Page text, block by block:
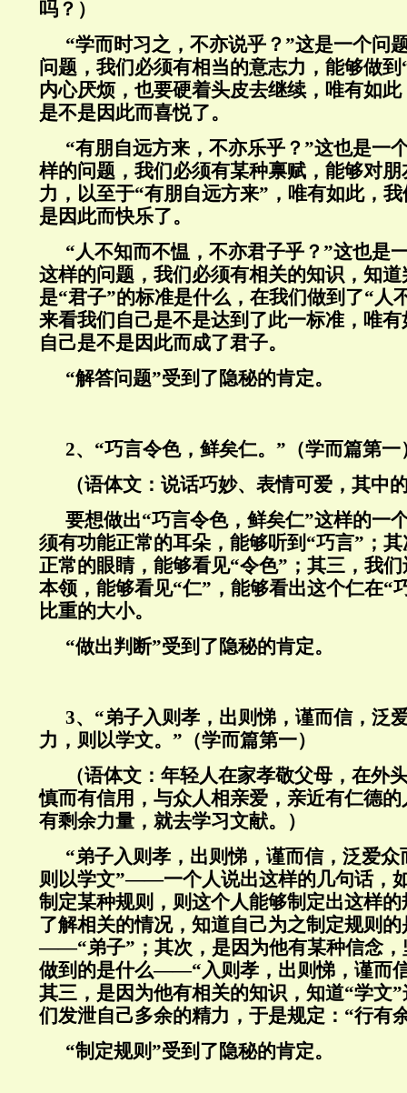
吗？）
“学而时习之，不亦说乎？”这是一个问
问题，我们必须有相当的意志力，能够做
内心厌烦，也要硬着头皮去继续，唯有如
是不是因此而喜悦了。
“有朋自远方来，不亦乐乎？”这也是一
样的问题，我们必须有某种禀赋，能够对
力，以至于“有朋自远方来”，唯有如此，
是因此而快乐了。
“人不知而不愠，不亦君子乎？”这也是
这样的问题，我们必须有相关的知识，知
是“君子”的标准是什么，在我们做到了“人
来看我们自己是不是达到了此一标准，唯
自己是不是因此而成了君子。
“解答问题”受到了隐秘的肯定。
2、“巧言令色，鲜矣仁。”（学而篇第一
（语体文：说话巧妙、表情可爱，其中
要想做出“巧言令色，鲜矣仁”这样的一
须有功能正常的耳朵，能够听到“巧言”；
正常的眼睛，能够看见“令色”；其三，我
本领，能够看见“仁”，能够看出这个仁在“
比重的大小。
“做出判断”受到了隐秘的肯定。
3、“弟子入则孝，出则悌，谨而信，泛
力，则以学文。”（学而篇第一）
（语体文：年轻人在家孝敬父母，在外
慎而有信用，与众人相亲爱，亲近有仁德
有剩余力量，就去学习文献。）
“弟子入则孝，出则悌，谨而信，泛爱
则以学文”——一个人说出这样的几句话，
制定某种规则，则这个人能够制定出这样
了解相关的情况，知道自己为之制定规则
——“弟子”；其次，是因为他有某种信念，
做到的是什么——“入则孝，出则悌，谨而
其三，是因为他有相关的知识，知道“学文
们发泄自己多余的精力，于是规定：“行有
“制定规则”受到了隐秘的肯定。